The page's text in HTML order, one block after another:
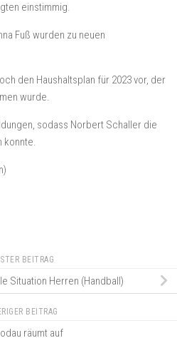
einstimmig.
Fuß wurden zu neuen
den Haushaltsplan für 2023 vor, der
wurde.
sodass Norbert Schaller die
konnte.
BEITRAG
Situation Herren (Handball)
BEITRAG
räumt auf